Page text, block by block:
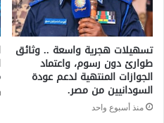
تسهيلات هجرية واسعة .. وثائق
طوارئ دون رسوم، واعتماد
الجوازات المنتهية لدعم عودة
السودانيين من مصر.
منذ أسبوع واحد